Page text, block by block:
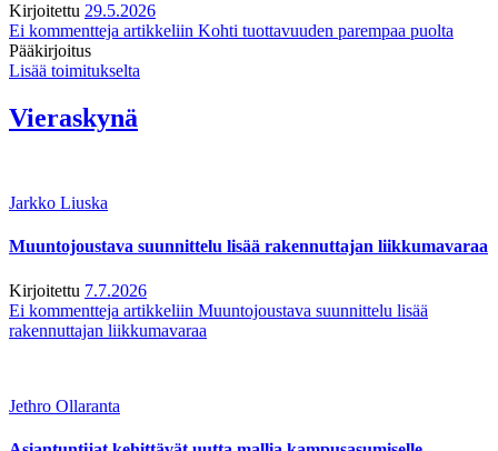
Kirjoitettu 29.5.2026
Ei kommentteja artikkeliin Kohti tuottavuuden parempaa puolta
Pääkirjoitus
Lisää toimitukselta
Vieraskynä
Jarkko Liuska
Muuntojoustava suunnittelu lisää rakennuttajan liikkumavaraa
Kirjoitettu 7.7.2026
Ei kommentteja artikkeliin Muuntojoustava suunnittelu lisää
rakennuttajan liikkumavaraa
Jethro Ollaranta